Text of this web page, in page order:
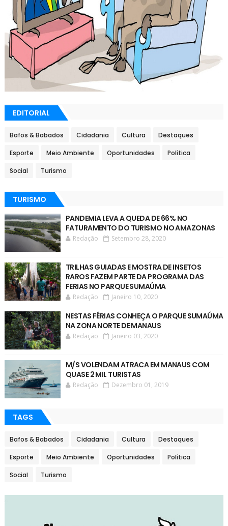
EDITORIAL
Bafos & Babados Cidadania Cultura Destaques
Esporte Meio Ambiente Oportunidades Política
Social Turismo
TURISMO
PANDEMIA LEVA A QUEDA DE 66% NO
FATURAMENTO DO TURISMO NO AMAZONAS
Redação Setembro 28, 2020
TRILHAS GUIADAS E MOSTRA DE INSETOS
RAROS FAZEM PARTE DA PROGRAMA DAS
FERIAS NO PARQUE SUMAÚMA
Redação Janeiro 10, 2020
NESTAS FÉRIAS CONHEÇA O PARQUE SUMAÚMA
NA ZONA NORTE DE MANAUS
Redação Janeiro 03, 2020
M/S VOLENDAM ATRACA EM MANAUS COM
QUASE 2 MIL TURISTAS
Redação Dezembro 01, 2019
TAGS
Bafos & Babados Cidadania Cultura Destaques
Esporte Meio Ambiente Oportunidades Política
Social Turismo